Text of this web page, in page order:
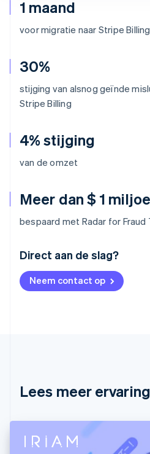
1 maand
voor migratie naar Stripe Billing
30%
stijging van alsnog geïnde
Stripe Billing
4% stijging
van de omzet
Meer dan $ 1
bespaard met Radar for Fraud
Direct aan de slag?
Neem contact op
Lees meer
Australië
English
België
NederlandsFrançais Deutsch
Denemarken
Duitsland
Deutsch English
Estland